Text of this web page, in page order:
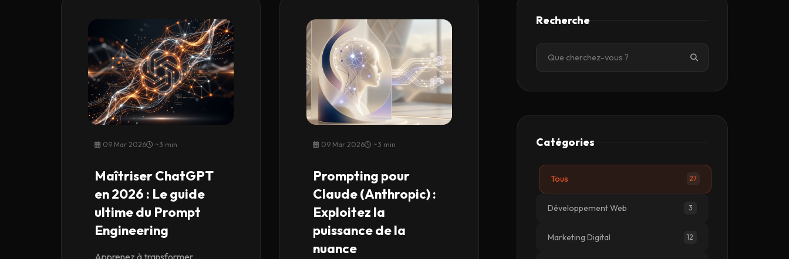
09 Mar 2026 ~3 min
Maîtriser ChatGPT
en 2026 : Le guide
ultime du Prompt
Engineering
09 Mar 2026 ~3 min
Prompting pour
Claude (Anthropic) :
Exploitez la
puissance de la
nuance
Recherche
Catégories
Tous 27
Développement Web 3
Marketing Digital 12